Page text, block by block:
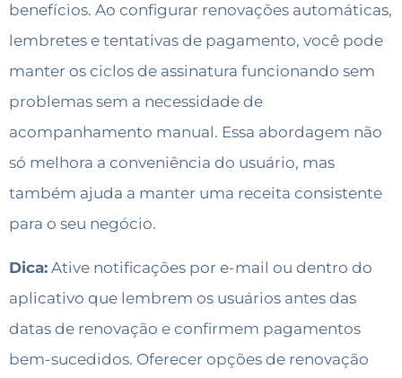
benefícios. Ao configurar renovações automáticas,
lembretes e tentativas de pagamento, você pode
manter os ciclos de assinatura funcionando sem
problemas sem a necessidade de
acompanhamento manual. Essa abordagem não
só melhora a conveniência do usuário, mas
também ajuda a manter uma receita consistente
para o seu negócio.
Dica: Ative notificações por e-mail ou dentro do
aplicativo que lembrem os usuários antes das
datas de renovação e confirmem pagamentos
bem-sucedidos. Oferecer opções de renovação